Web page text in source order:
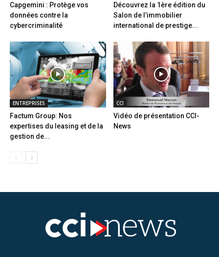
Capgemini : Protège vos
données contre la
cybercriminalité
Découvrez la 1ère édition du
Salon de l’immobilier
international de prestige...
ENTREPRISES
Factum Group: Nos
expertises du leasing et de la
gestion de...
CCI
Vidéo de présentation CCI-
News